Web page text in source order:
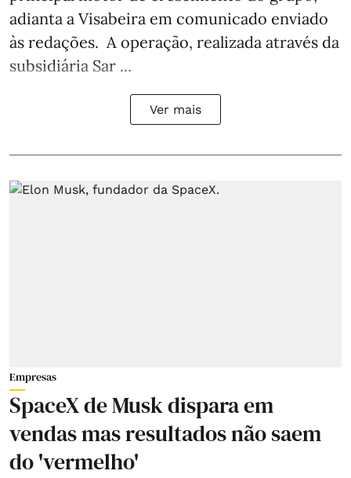
adianta a Visabeira em comunicado enviado
às redações. A operação, realizada através da
subsidiária Sar ...
Ver mais
Empresas
SpaceX de Musk dispara em
vendas mas resultados não saem
do 'vermelho'